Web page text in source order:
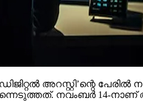
അറസ്റ്റി’ന്റെ പേരില്‍
നവംബര്‍ 14-നാണ്